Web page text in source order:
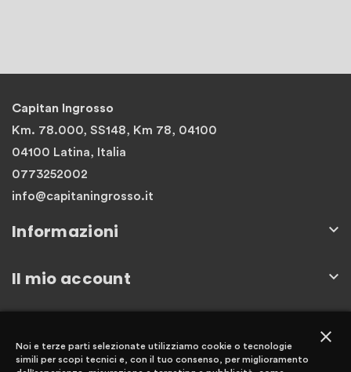
Capitan Ingrosso
Km. 78.000, SS148, Km 78, 04100
04100 Latina, Italia
0773252002
info@capitaningrosso.it
Informazioni 
Il mio account 
close
Noi e terze parti selezionate utilizziamo cookie o tecnologie
simili per scopi tecnici e, con il tuo consenso, per miglioramento